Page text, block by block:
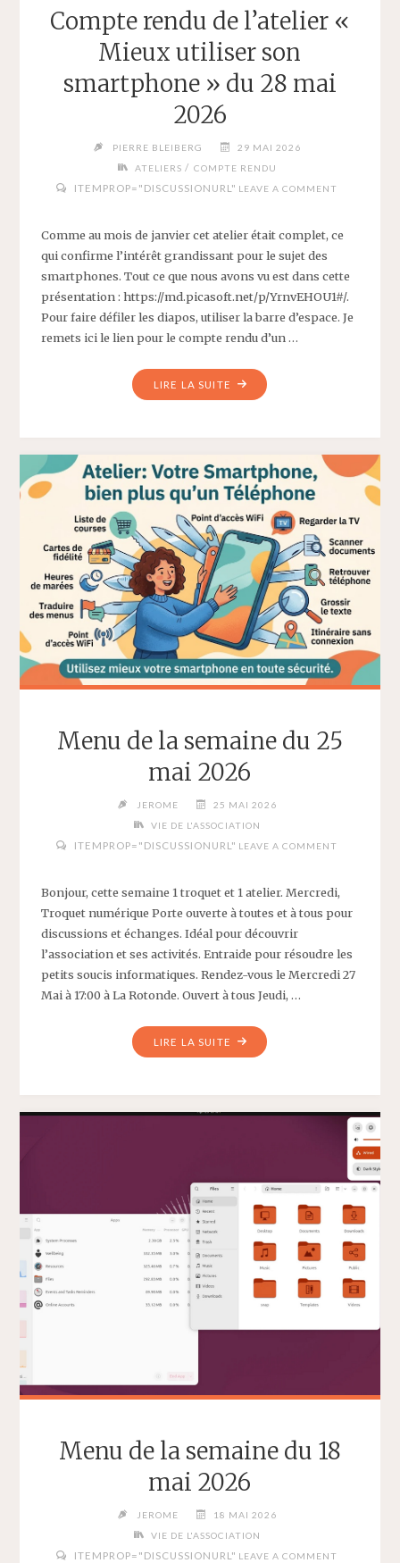
Compte rendu de l’atelier «
Mieux utiliser son
smartphone » du 28 mai
2026
PIERRE BLEIBERG
29 MAI 2026
ATELIERS / COMPTE RENDU
ITEMPROP="DISCUSSIONURL" LEAVE A COMMENT
Comme au mois de janvier cet atelier était complet, ce
qui confirme l’intérêt grandissant pour le sujet des
smartphones. Tout ce que nous avons vu est dans cette
présentation : https://md.picasoft.net/p/YrnvEHOU1#/.
Pour faire défiler les diapos, utiliser la barre d’espace. Je
remets ici le lien pour le compte rendu d’un …
LIRE LA SUITE "COMPTE
RENDU
«
MIEUX
UTILISER
SON
SMARTPHONE
DU
28
MAI
2026"
Menu de la semaine du 25
mai 2026
JEROME
25 MAI 2026
VIE DE L'ASSOCIATION
ITEMPROP="DISCUSSIONURL" LEAVE A COMMENT
Bonjour, cette semaine 1 troquet et 1 atelier. Mercredi,
Troquet numérique Porte ouverte à toutes et à tous pour
discussions et échanges. Idéal pour découvrir
l’association et ses activités. Entraide pour résoudre les
petits soucis informatiques. Rendez-vous le Mercredi 27
Mai à 17:00 à La Rotonde. Ouvert à tous Jeudi, …
LIRE LA SUITE "MENU
DE
2026"
Menu de la semaine du 18
mai 2026
JEROME
18 MAI 2026
VIE DE L'ASSOCIATION
ITEMPROP="DISCUSSIONURL" LEAVE A COMMENT